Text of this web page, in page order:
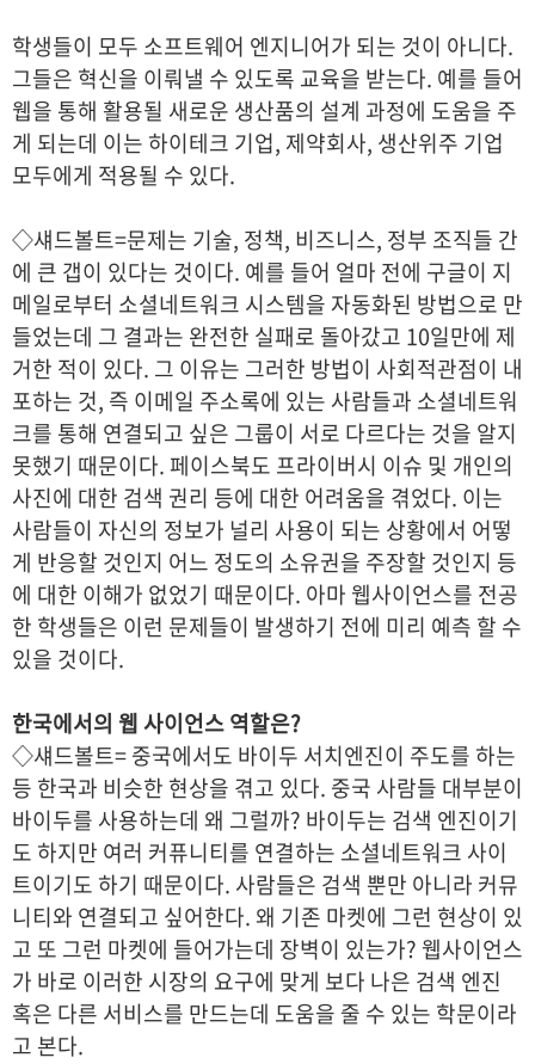
학생들이 모두 소프트웨어 엔지니어가 되는 것이 아니다.
그들은 혁신을 이뤄낼 수 있도록 교육을 받는다. 예를 들어
웹을 통해 활용될 새로운 생산품의 설계 과정에 도움을 주
게 되는데 이는 하이테크 기업, 제약회사, 생산위주 기업
모두에게 적용될 수 있다.
◇섀드볼트=문제는 기술, 정책, 비즈니스, 정부 조직들 간
에 큰 갭이 있다는 것이다. 예를 들어 얼마 전에 구글이 지
메일로부터 소셜네트워크 시스템을 자동화된 방법으로 만
들었는데 그 결과는 완전한 실패로 돌아갔고 10일만에 제
거한 적이 있다. 그 이유는 그러한 방법이 사회적관점이 내
포하는 것, 즉 이메일 주소록에 있는 사람들과 소셜네트워
크를 통해 연결되고 싶은 그룹이 서로 다르다는 것을 알지
못했기 때문이다. 페이스북도 프라이버시 이슈 및 개인의
사진에 대한 검색 권리 등에 대한 어려움을 겪었다. 이는
사람들이 자신의 정보가 널리 사용이 되는 상황에서 어떻
게 반응할 것인지 어느 정도의 소유권을 주장할 것인지 등
에 대한 이해가 없었기 때문이다. 아마 웹사이언스를 전공
한 학생들은 이런 문제들이 발생하기 전에 미리 예측 할 수
있을 것이다.
한국에서의 웹 사이언스 역할은?
◇섀드볼트= 중국에서도 바이두 서치엔진이 주도를 하는
등 한국과 비슷한 현상을 겪고 있다. 중국 사람들 대부분이
바이두를 사용하는데 왜 그럴까? 바이두는 검색 엔진이기
도 하지만 여러 커퓨니티를 연결하는 소셜네트워크 사이
트이기도 하기 때문이다. 사람들은 검색 뿐만 아니라 커뮤
니티와 연결되고 싶어한다. 왜 기존 마켓에 그런 현상이 있
고 또 그런 마켓에 들어가는데 장벽이 있는가? 웹사이언스
가 바로 이러한 시장의 요구에 맞게 보다 나은 검색 엔진
혹은 다른 서비스를 만드는데 도움을 줄 수 있는 학문이라
고 본다.